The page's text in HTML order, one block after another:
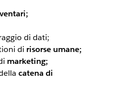
di dati;
di risorse umane;
marketing;
catena di